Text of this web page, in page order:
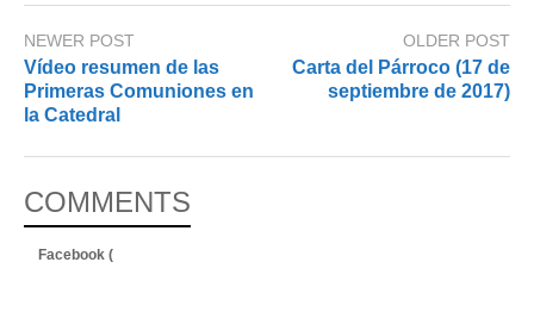
NEWER POST
Vídeo resumen de las
Primeras Comuniones en
la Catedral
OLDER POST
Carta del Párroco (17 de
septiembre de 2017)
COMMENTS
Facebook (